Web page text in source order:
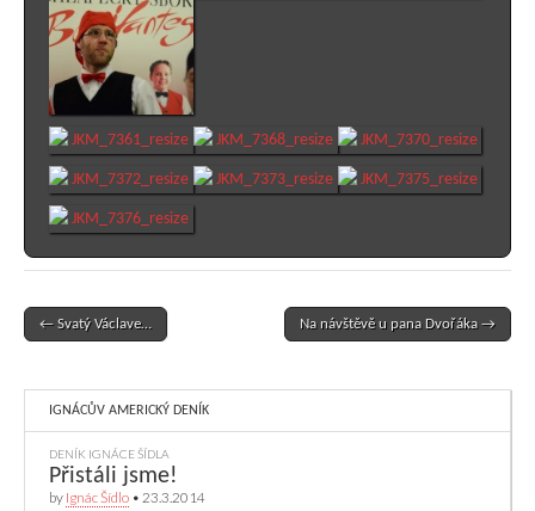
Post navigation
← Svatý Václave… Na návštěvě u pana Dvořáka →
IGNÁCŮV AMERICKÝ DENÍK
DENÍK IGNÁCE ŠÍDLA
Přistáli jsme!
by Ignác Šídlo • 23.3.2014